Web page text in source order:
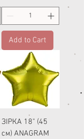
Add to Cart
ЗІРКА 18" (45
см) ANAGRAM